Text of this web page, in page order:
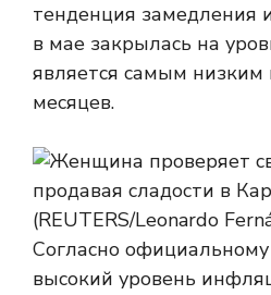
тенденция замедления
в мае закрылась на
является самым низким
месяцев.
Согласно
высокий уровень